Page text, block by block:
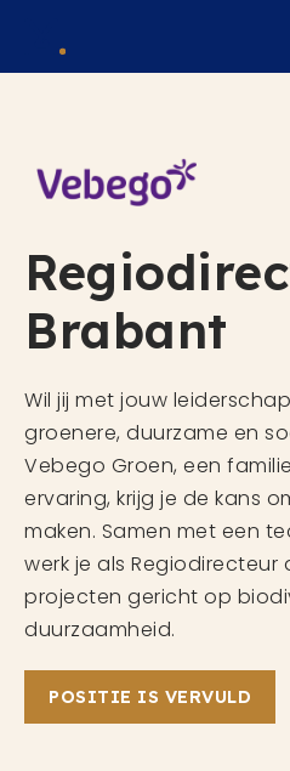
Brabant
Wil jij met jouw
groenere, duurzame en
Vebego Groen, een
ervaring, krijg je de kans
maken. Samen met een
werk je als
projecten gericht op
duurzaamheid.
POSITIE IS VERVULD